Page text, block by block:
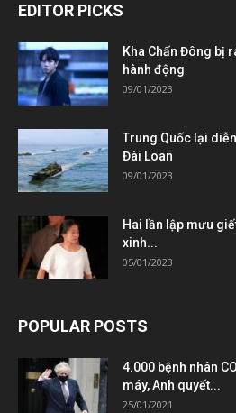
EDITOR PICKS
Kha Chấn Đông bị
hành động
09/01/2023
Trung Quốc lại
Đài Loan
09/01/2023
Hai lần lập mưu
xinh...
05/01/2023
POPULAR POSTS
4.000 bệnh nhân
máy, Anh quyết...
25/01/2021